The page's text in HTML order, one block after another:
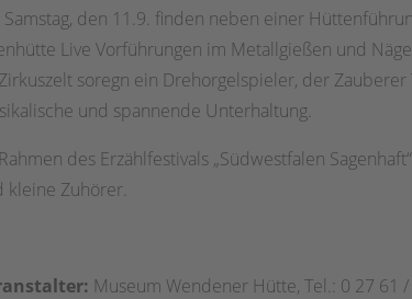
Samstag, den 11.9. finden neben einer
Live Vorführungen im Metallgießen und
soregn ein Drehorgelspieler, der
und spannende Unterhaltung.
des Erzählfestivals „Südwestfalen
kleine Zuhörer.
Museum Wendener Hütte, Tel.: 0 27 61 /